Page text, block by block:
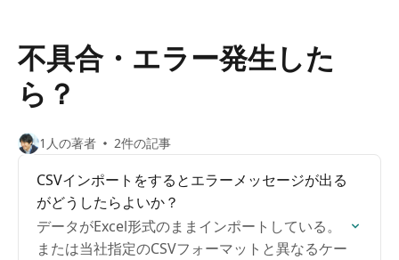
不具合・エラー発生した
ら？
1人の著者 2件の記事
CSVインポートをするとエラーメッセージが出る
がどうしたらよいか？
データがExcel形式のままインポートしている。
または当社指定のCSVフォーマットと異なるケー